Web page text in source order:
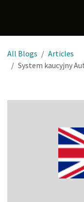
All Blogs
Articles
System kaucyjny